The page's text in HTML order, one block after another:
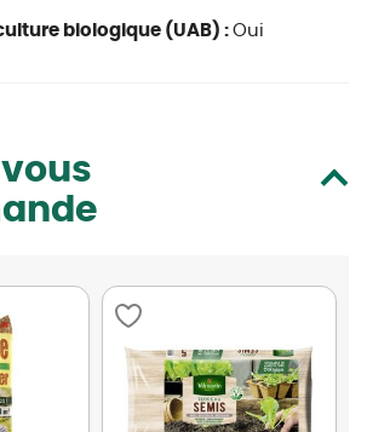
biologique (UAB) : Oui